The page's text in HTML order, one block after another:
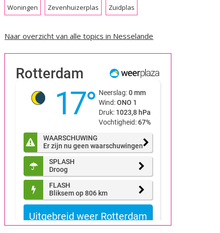
Woningen Zevenhuizerplas Zuidplas
Naar overzicht van alle topics in Nesselande